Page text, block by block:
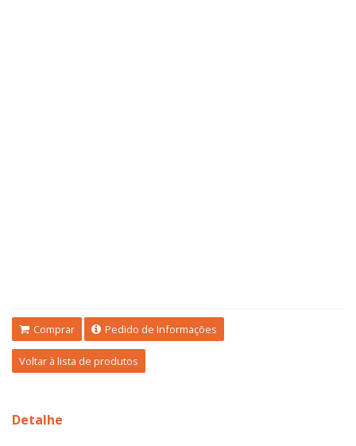
Comprar Pedido de Informações
Voltar à lista de produtos
Detalhe